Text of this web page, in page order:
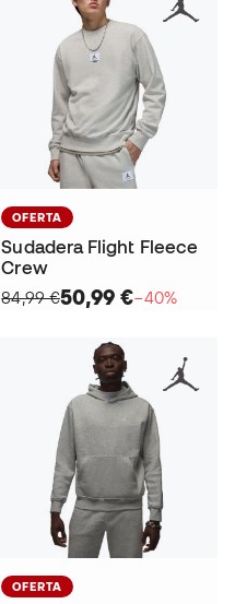
OFERTA
Sudadera Flight Fleece
Crew
84,99 €50,99 €−40%
OFERTA